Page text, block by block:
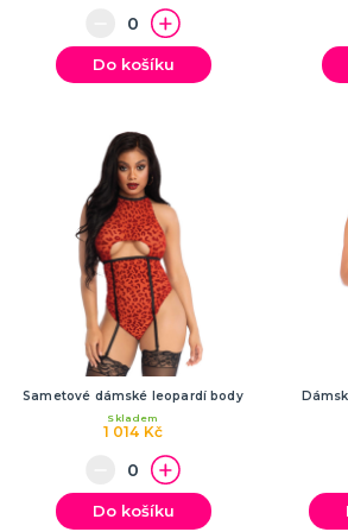
SPORTOVNÍ VYBAVENÍ PRO
Oblečení a doplňky
Barvy, make-up, paruky
Výzdoba a dekorace
Do košíku
Sametové dámské leopardí body
1 014 Kč
Skladem
Do košíku